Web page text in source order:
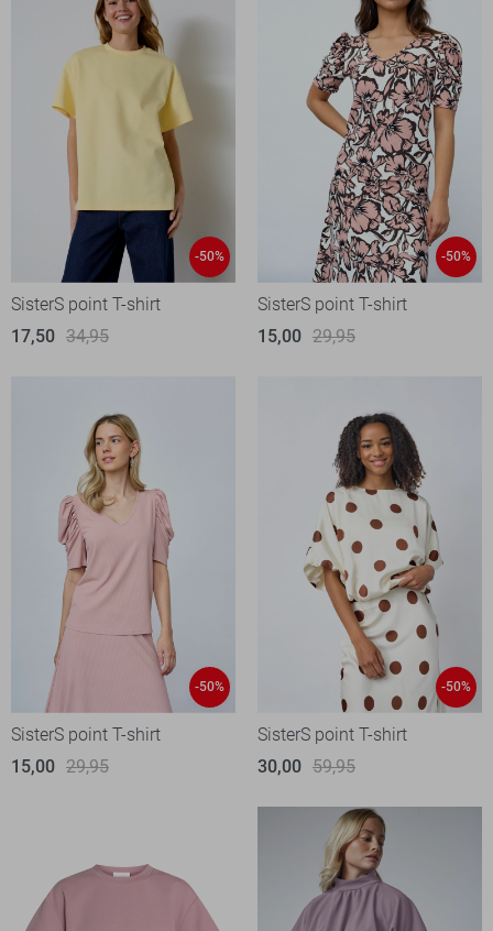
-50%
SisterS point T-shirt
17,50 34,95
-50%
SisterS point T-shirt
15,00 29,95
-50%
SisterS point T-shirt
15,00 29,95
-50%
SisterS point T-shirt
30,00 59,95